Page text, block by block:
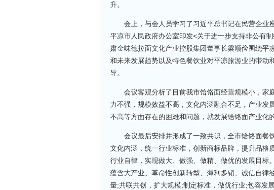
升。
会上，与会人员学习了习近平总书记在民营企业座
平凉市人民政府办公室印发<关于进一步支持非公有
肃金味德拉面文化产业控股集团董事长梁顺俭围绕平
和未来发展趋势以及特色餐饮业对平凉旅游业的带动
导。
会议客观分析了目前我市饸饹面经营规模小，家
力不强，规模效益不高，文化内涵融合不足，产业发
不高等方面存在的困难和问题，就发展饸饹面产业化
会议最后安排并形成了一致共识，全市饸饹面餐
文化内涵，统一行业标准，创新商标品牌，提升品格
行业自律，实现做大、做强、做精、做优的发展目标
蕴含大产业、革命性创新转型、薄利多销、诚信自律
量;共联共创，扩大规模;制定标准，做优行业;包容发